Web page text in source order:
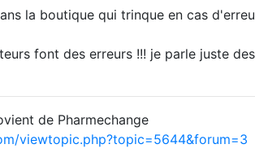
la boutique qui trinque en cas
font des erreurs !!! je parle juste
de Pharmechange
viewtopic.php?topic=5644&forum=3